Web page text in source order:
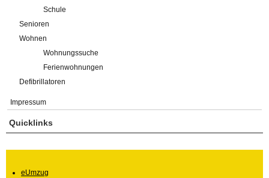
Schule
Senioren
Wohnen
Wohnungssuche
Ferienwohnungen
Defibrillatoren
Impressum
Quicklinks
eUmzug